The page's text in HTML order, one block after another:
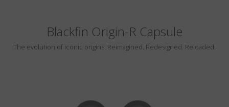
Blackfin Origin-R Capsule
The evolution of iconic origins. Reimagined. Redesigned. Reloaded.